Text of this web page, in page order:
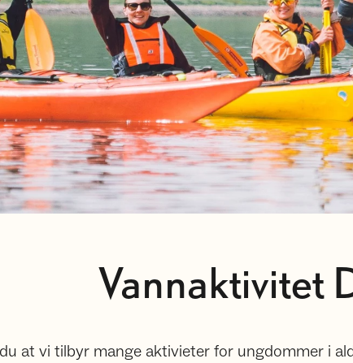
Vannaktivitet
at vi tilbyr mange aktivieter for ungdommer i